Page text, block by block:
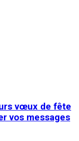
vœux de fête
vos messages